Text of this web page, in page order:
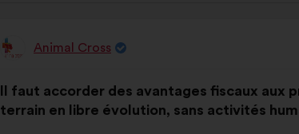
Voorstel
Animal Cross
van
het
Il faut accorder des avantages fiscaux aux
terrain en libre évolution, sans activités
de
volgende